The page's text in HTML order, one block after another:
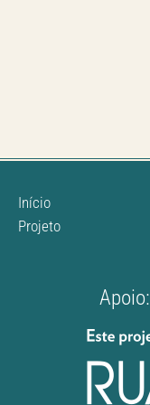
Início
Projeto
Apoio: